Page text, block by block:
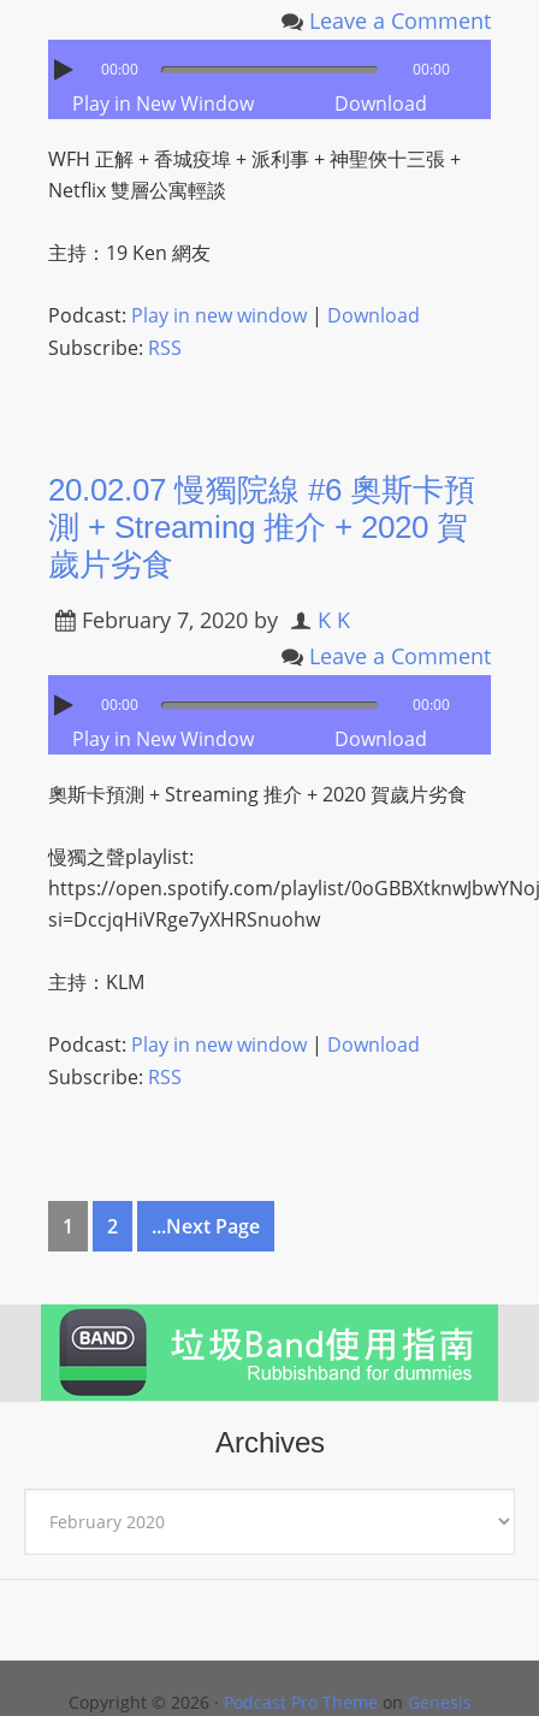
Leave a Comment
00:00 00:00
Play in New Window Download
WFH 正解 + 香城疫埠 + 派利事 + 神聖俠十三張 +
Netflix 雙層公寓輕談
主持：19 Ken 網友
Podcast: Play in new window| Download
Subscribe: RSS
20.02.07 慢獨院線 #6 奧斯卡預
測 + Streaming 推介 + 2020 賀
歲片劣食
February 7, 2020 by
K K
Leave a Comment
00:00 00:00
Play in New Window Download
奧斯卡預測 + Streaming 推介 + 2020 賀歲片劣食
慢獨之聲playlist:
https://open.spotify.com/playlist/
si=DccjqHiVRge7yXHRSnuohw
主持：KLM
Podcast: Play in new window| Download
Subscribe: RSS
1 2 ...Next Page
Archives
Copyright © 2026 · Podcast Pro Theme on Genesis